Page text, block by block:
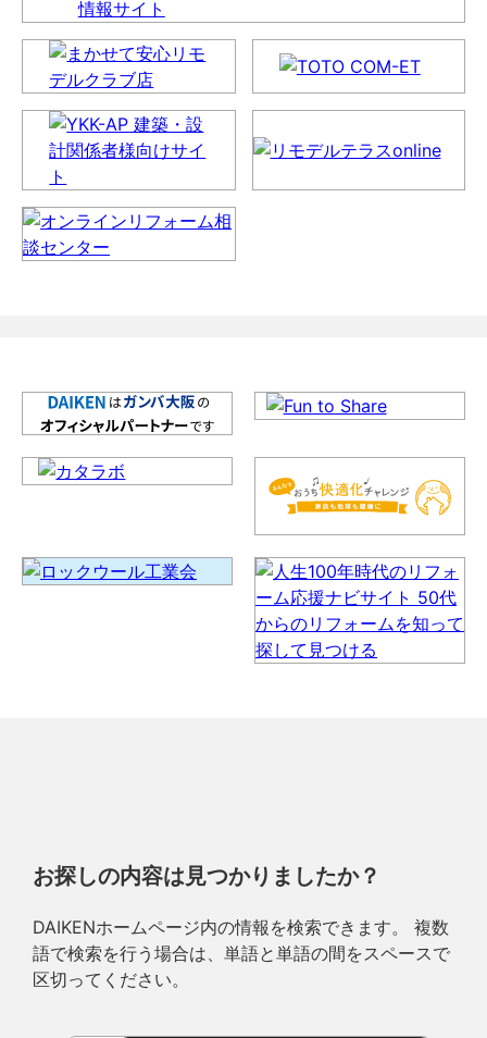
お探しの内容は見つかりましたか？
DAIKENホームページ内の情報を検索できます。 複数
語で検索を行う場合は、単語と単語の間をスペースで
区切ってください。